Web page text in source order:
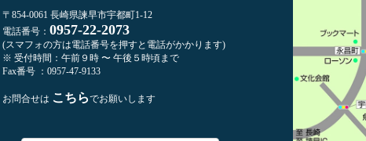
〒854-0061 長崎県諫早市宇都町1-12
電話番号： 0957-22-2073
(スマフォの方は電話番号を押すと電話がかかります)
※ 受付時間：午前９時 〜 午後５時頃まで
Fax番号 ：0957-47-9133
お問合せは こちらでお願いします